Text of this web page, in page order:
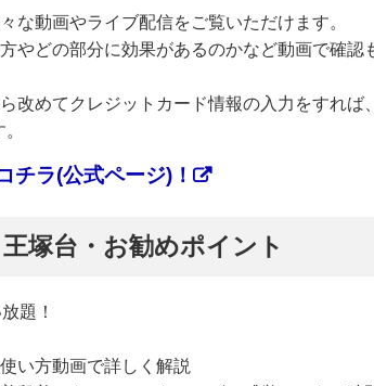
な動画やライブ配信をご覧いただけます。
やどの部分に効果があるのかなど動画で確認
改めてクレジットカード情報の入力をすれば
チラ(公式ページ)！
塚台・お勧めポイント
題！
い方動画で詳しく解説